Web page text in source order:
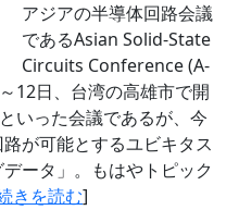
アジアの半導体回路会議
であるAsian Solid-State
Circuits Conference (A-
12日、台湾の高雄市で開
いった会議であるが、今
が可能とするユビキタス
ータ」。もはやトピック
きを読む]